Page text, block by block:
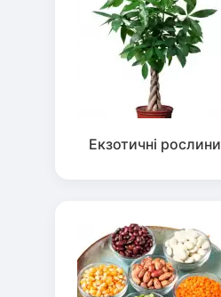
Екзотичні рослини